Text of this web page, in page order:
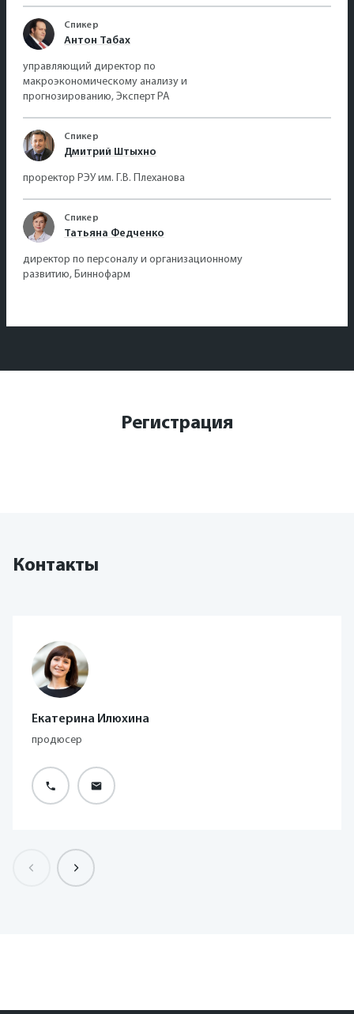
Спикер
Антон Табах
управляющий директор по
макроэкономическому анализу и
прогнозированию, Эксперт РА
Спикер
Дмитрий Штыхно
проректор РЭУ им. Г.В. Плеханова
Спикер
Татьяна Федченко
директор по персоналу и организационному
развитию, Биннофарм
Регистрация
Контакты
Екатерина Илюхина
продюсер